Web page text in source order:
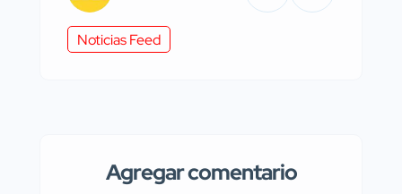
Noticias Feed
Agregar comentario